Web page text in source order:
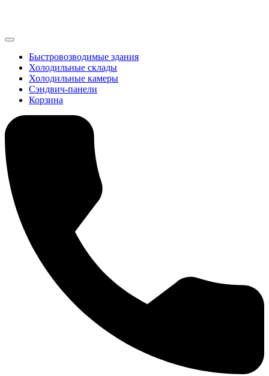
Быстровозводимые здания
Холодильные склады
Холодильные камеры
Сэндвич-панели
Корзина